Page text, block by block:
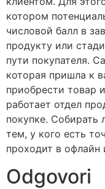
котором
числовой балл в
продукту или
пути покупателя.
которая пришла к
приобрести товар
работает отдел
покупке.
тем, у кого есть
проходит в офлайн
Odgovori